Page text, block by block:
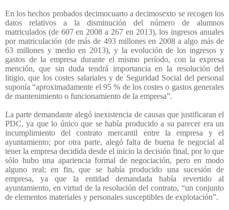
En los hechos probados decimocuarto a decimosexto se recogen los
datos relativos a la disminución del número de alumnos
matriculados (de 607 en 2008 a 267 en 2013), los ingresos anuales
por matriculación (de más de 493 millones en 2008 a algo más de
63 millones y medio en 2013), y la evolución de los ingresos y
gastos de la empresa durante el mismo período, con la expresa
mención, que sin duda tendrá importancia en la resolución del
litigio, que los costes salariales y de Seguridad Social del personal
suponía “aproximadamente el 95 % de los costes o gastos generales
de mantenimiento o funcionamiento de la empresa”.
La parte demandante alegó inexistencia de causas que justificaran el
PDC, ya que lo único que se había producido a su parecer era un
incumplimiento del contrato mercantil entre la empresa y el
ayuntamiento; por otra parte, alegó falta de buena fe negocial al
tener la empresa decidida desde el inicio la decisión final, por lo que
sólo hubo una apariencia formal de negociación, pero en modo
alguno real; en fin, que se había producido una sucesión de
empresa, ya que la entidad demandada había revertido al
ayuntamiento, en virtud de la resolución del contrato, “un conjunto
de elementos materiales y personales susceptibles de explotación”.